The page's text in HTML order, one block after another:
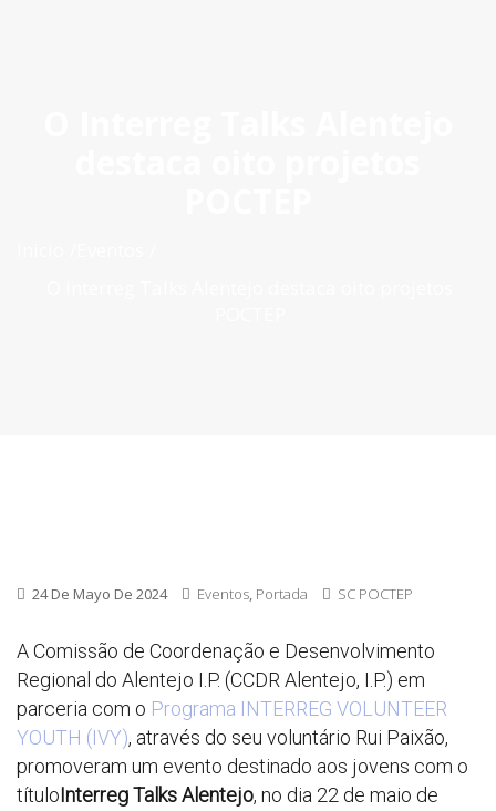
24 De Mayo De 2024 Eventos, Portada SC POCTEP
A Comissão de Coordenação e Desenvolvimento
Regional do Alentejo I.P. (CCDR Alentejo, I.P.) em
parceria com o Programa INTERREG VOLUNTEER
YOUTH (IVY), através do seu voluntário Rui Paixão,
promoveram um evento destinado aos jovens com o
títuloInterregTalks Alentejo, no dia 22 de maio de